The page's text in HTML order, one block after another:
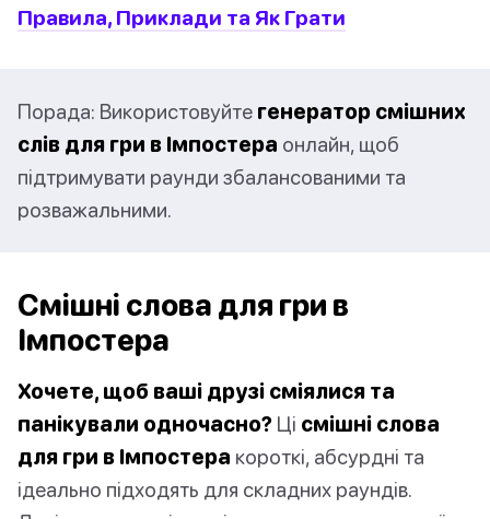
Правила, Приклади та Як Грати
Порада: Використовуйте генератор смішних
слів для гри в Імпостера онлайн, щоб
підтримувати раунди збалансованими та
розважальними.
Смішні слова для гри в
Імпостера
Хочете, щоб ваші друзі сміялися та
панікували одночасно? Ці смішні слова
для гри в Імпостера короткі, абсурдні та
ідеально підходять для складних раундів.